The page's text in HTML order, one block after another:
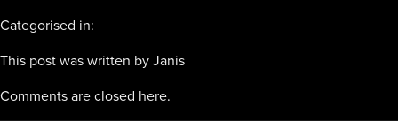
Categorised in:
This post was written by Jānis
Comments are closed here.